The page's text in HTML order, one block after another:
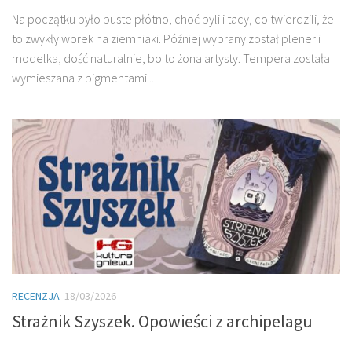
Na początku było puste płótno, choć byli i tacy, co twierdzili, że
to zwykły worek na ziemniaki. Później wybrany został plener i
modelka, dość naturalnie, bo to żona artysty. Tempera została
wymieszana z pigmentami...
RECENZJA 18/03/2026
Strażnik Szyszek. Opowieści z archipelagu